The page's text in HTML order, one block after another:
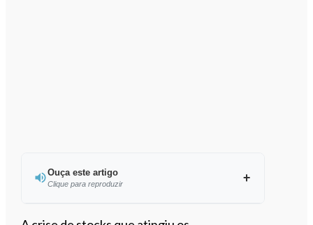
Ouça este artigo
Clique para reproduzir
Ouvir este artigo